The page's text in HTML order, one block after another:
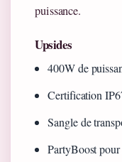
puissance.
Upsides
400W de
Certification
Sangle de
PartyBoost